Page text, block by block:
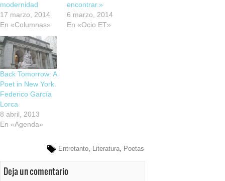
modernidad
17 marzo, 2014
En «Columnas»
encontrar.»
6 marzo, 2014
En «Ocio ET»
Back Tomorrow: A
Poet in New York.
Federico García
Lorca
8 abril, 2013
En «Agenda»
Entretanto, Literatura, Poetas
Deja un comentario